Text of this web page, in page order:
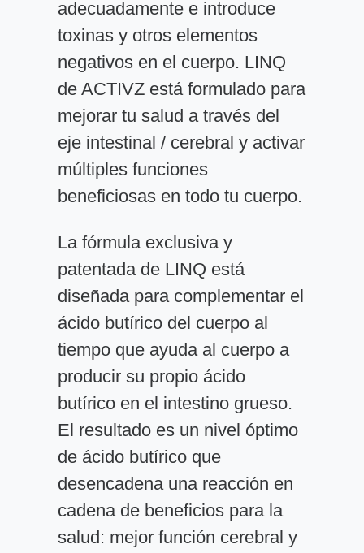
adecuadamente e introduce
toxinas y otros elementos
negativos en el cuerpo. LINQ
de ACTIVZ está formulado para
mejorar tu salud a través del
eje intestinal / cerebral y activar
múltiples funciones
beneficiosas en todo tu cuerpo.
La fórmula exclusiva y
patentada de LINQ está
diseñada para complementar el
ácido butírico del cuerpo al
tiempo que ayuda al cuerpo a
producir su propio ácido
butírico en el intestino grueso.
El resultado es un nivel óptimo
de ácido butírico que
desencadena una reacción en
cadena de beneficios para la
salud: mejor función cerebral y